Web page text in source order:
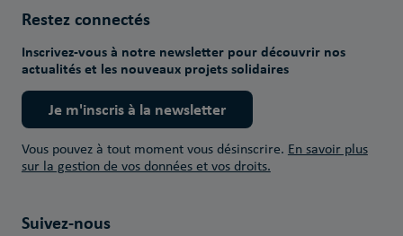
Restez connectés
Inscrivez-vous à notre newsletter pour découvrir nos
actualités et les nouveaux projets solidaires
Je m'inscris à la newsletter
Vous pouvez à tout moment vous désinscrire. En savoir plus
sur la gestion de vos données et vos droits.
Suivez-nous